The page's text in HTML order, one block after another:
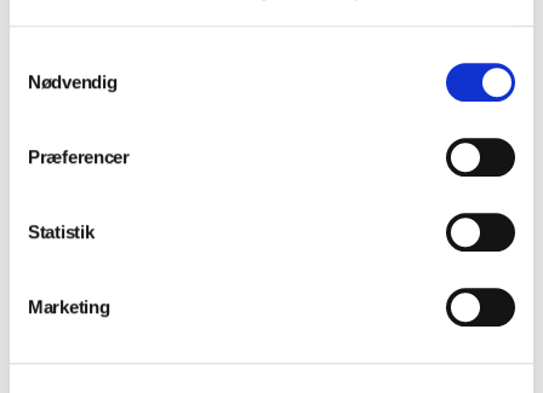
Nødvendig
Præferencer
Statistik
Marketing